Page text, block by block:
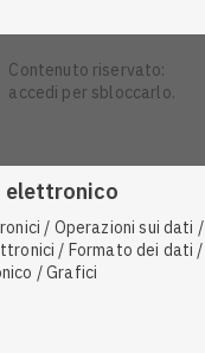
contenuto riservato:
accedi per sbloccarlo.
elettronico
/ Operazioni sui dati /
/ Formato dei dati /
/ Grafici